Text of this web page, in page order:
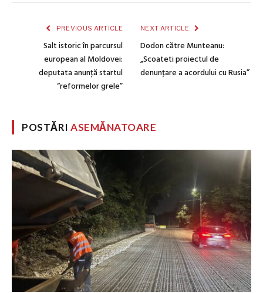
PREVIOUS ARTICLE
Salt istoric în parcursul
european al Moldovei:
deputata anunţă startul
“reformelor grele”
NEXT ARTICLE
Dodon către Munteanu:
„Scoateti proiectul de
denunţare a acordului cu Rusia”
POSTĂRIASEMĂNATOARE